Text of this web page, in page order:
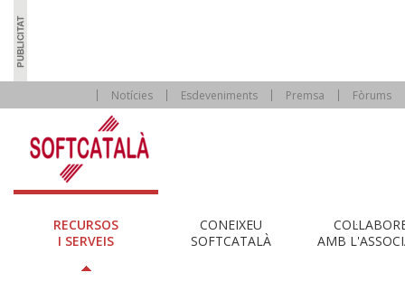
Notícies Esdeveniments Premsa Fòrums
RECURSOS
I SERVEIS
CONEIXEU
SOFTCATALÀ
AMB